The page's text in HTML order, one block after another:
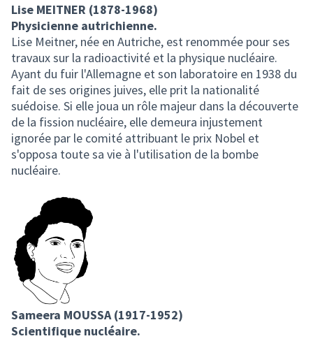
Lise MEITNER (1878-1968)
Physicienne autrichienne.
Lise Meitner, née en Autriche, est renommée pour ses
travaux sur la radioactivité et la physique nucléaire.
Ayant du fuir l'Allemagne et son laboratoire en 1938 du
fait de ses origines juives, elle prit la nationalité
suédoise. Si elle joua un rôle majeur dans la découverte
de la fission nucléaire, elle demeura injustement
ignorée par le comité attribuant le prix Nobel et
s'opposa toute sa vie à l'utilisation de la bombe
nucléaire.
Sameera MOUSSA (1917-1952)
Scientifique nucléaire.